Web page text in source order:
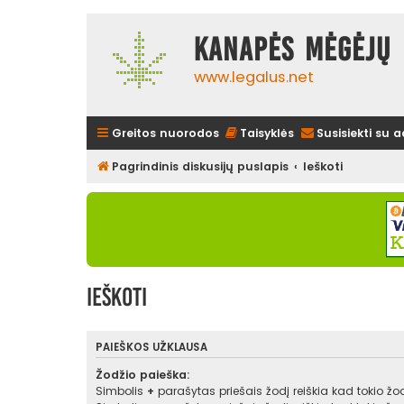
Kanapės
www.legalus.net
Greitos nuorodos Taisyklės Susisiekti su
Pagrindinis diskusijų puslapis Ieškoti
Ieškoti
PAIEŠKOS UŽKLAUSA
Žodžio paieška:
Simbolis + parašytas priešais žodį reiškia kad tokio